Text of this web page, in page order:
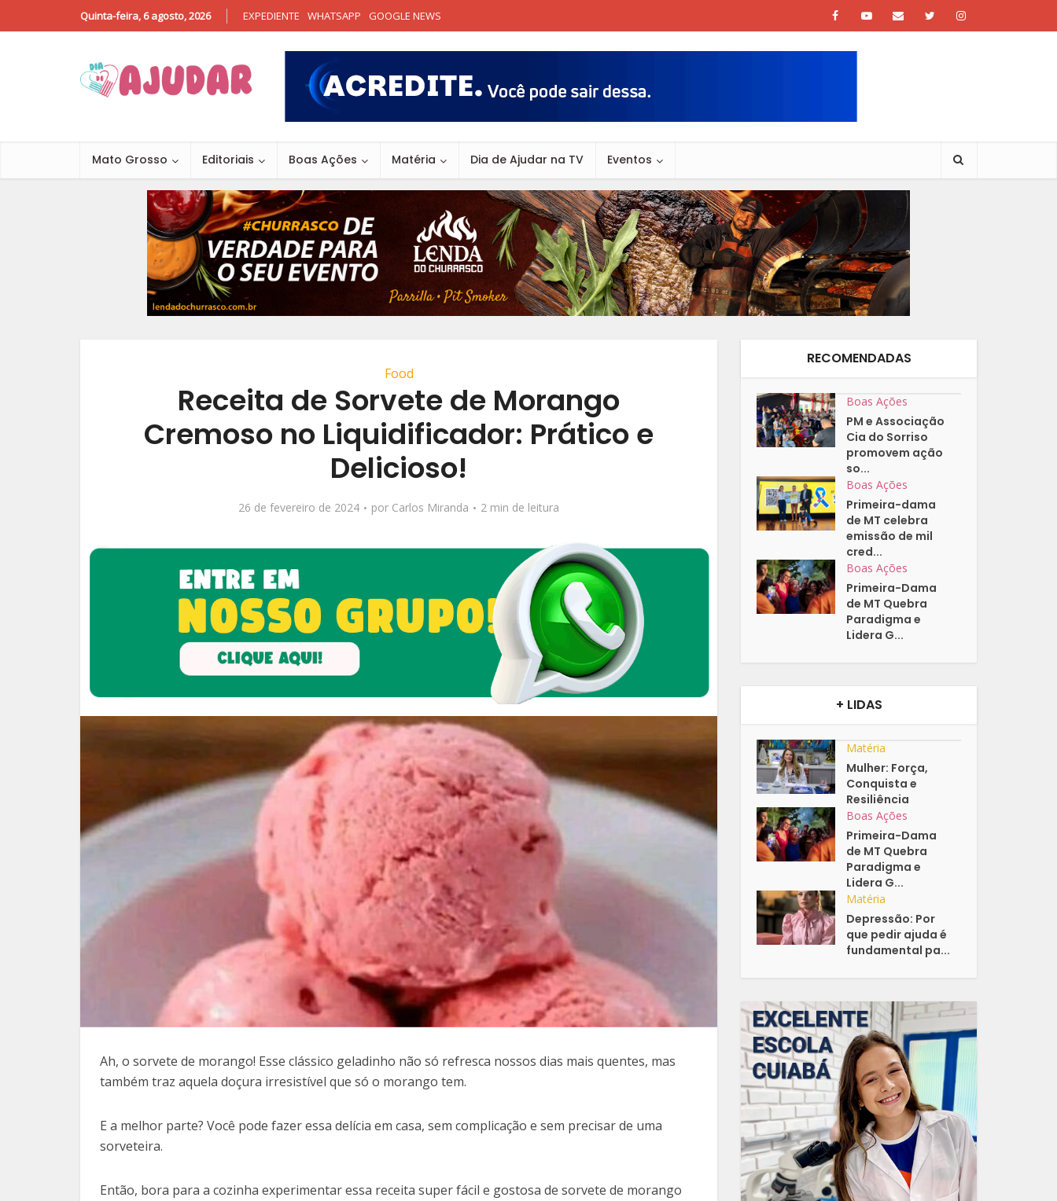
Quinta-feira, 6 agosto, 2026 EXPEDIENTE WHATSAPP GOOGLE NEWS
Mato Grosso Editoriais Boas Ações Matéria Dia de Ajudar na TV Eventos
Food
Receita de Sorvete de Morango
Cremoso no Liquidificador: Prático e
Delicioso!
26 de fevereiro de 2024 por Carlos Miranda 2 min de leitura
Ah, o sorvete de morango! Esse clássico geladinho não só refresca nossos dias mais quentes, mas
também traz aquela doçura irresistível que só o morango tem.
E a melhor parte? Você pode fazer essa delícia em casa, sem complicação e sem precisar de uma
sorveteira.
Então, bora para a cozinha experimentar essa receita super fácil e gostosa de sorvete de morango
RECOMENDADAS
Boas Ações
PM e Associação
Cia do Sorriso
promovem ação
so...
Boas Ações
Primeira-dama
de MT celebra
emissão de mil
cred...
Boas Ações
Primeira-Dama
de MT Quebra
Paradigma e
Lidera G...
+ LIDAS
Matéria
Mulher: Força,
Conquista e
Resiliência
Boas Ações
Primeira-Dama
de MT Quebra
Paradigma e
Lidera G...
Matéria
Depressão: Por
que pedir ajuda é
fundamental pa...